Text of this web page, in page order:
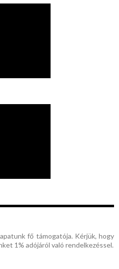
fő támogatója. Kérjük, hogy
1% adójáról való rendelkezéssel.